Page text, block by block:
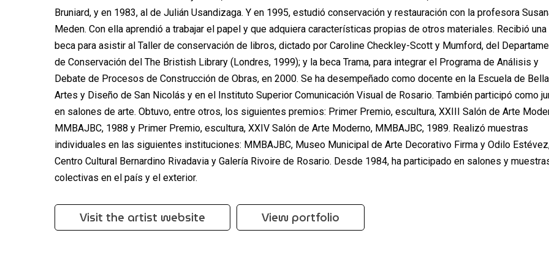
Bruniard, y en 1983, al de Julián Usandizaga. Y en 1995, estudió conservación y restauración con la profesora
Meden. Con ella aprendió a trabajar el papel y que adquiera características propias de otros materiales. Recibió una
beca para asistir al Taller de conservación de libros, dictado por Caroline Checkley-Scott y Mumford, del
de Conservación del The Bristish Library (Londres, 1999); y la beca Trama, para integrar el Programa de Análisis y
Debate de Procesos de Construcción de Obras, en 2000. Se ha desempeñado como docente en la Escuela de
Artes y Diseño de San Nicolás y en el Instituto Superior Comunicación Visual de Rosario. También participó como
en salones de arte. Obtuvo, entre otros, los siguientes premios: Primer Premio, escultura, XXIII Salón de Arte
MMBAJBC, 1988 y Primer Premio, escultura, XXIV Salón de Arte Moderno, MMBAJBC, 1989. Realizó muestras
individuales en las siguientes instituciones: MMBAJBC, Museo Municipal de Arte Decorativo Firma y Odilo
Centro Cultural Bernardino Rivadavia y Galería Rivoire de Rosario. Desde 1984, ha participado en salones y
colectivas en el país y el exterior.
Visit the artist website View portfolio